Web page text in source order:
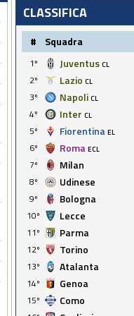
CLASSIFICA
# Squadra
1º Juventus CL
2º
Lazio CL
3º
Napoli CL
4º
Inter CL
5º
Fiorentina EL
6º
Roma ECL
7º
Milan
8º
Udinese
9º
Bologna
10º
Lecce
11º
Parma
12º
Torino
13º
Atalanta
14º
Genoa
15º
Como